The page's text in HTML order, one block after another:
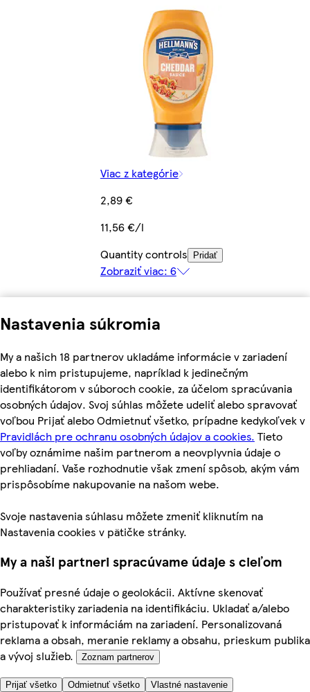
Nastavenia súkromia
My a našich 18 partnerov ukladáme informácie v zariadení
alebo k nim pristupujeme, napríklad k jedinečným
identifikátorom v súboroch cookie, za účelom spracúvania
osobných údajov. Svoj súhlas môžete udeliť alebo spravovať
voľbou Prijať alebo Odmietnuť všetko, prípadne kedykoľvek v
Pravidlách pre ochranu osobných údajov a cookies. Tieto
voľby oznámime našim partnerom a neovplyvnia údaje o
prehliadaní. Vaše rozhodnutie však zmení spôsob, akým vám
prispôsobíme nakupovanie na našom webe.
Svoje nastavenia súhlasu môžete zmeniť kliknutím na
Nastavenia cookies v pätičke stránky.
My a naši partneri spracúvame údaje s cieľom
Používať presné údaje o geolokácii. Aktívne skenovať
charakteristiky zariadenia na identifikáciu. Ukladať a/alebo
pristupovať k informáciám na zariadení. Personalizovaná
reklama a obsah, meranie reklamy a obsahu, prieskum publika
a vývoj služieb.
Zoznam partnerov
Prijať všetko Odmietnuť všetko Vlastné nastavenie
Viac z kategórie
2,89 €
11,56 €/l
Quantity controls
Pridať
Zobraziť viac: 6